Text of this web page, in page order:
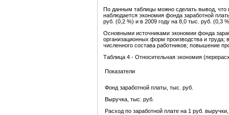
По данным таблицы можно сделать вывод,
наблюдается экономия фонда заработной
руб. (0,2 %) и в 2009 году на 8,0 тыс. руб. (0,3
Основными источниками экономии фонда
организационных форм производства и
численного состава работников; повышение
Таблица 4 - Относительная экономия
Показатели
Фонд заработной платы, тыс. руб.
Выручка, тыс. руб.
Расход по заработной плате на 1 руб.